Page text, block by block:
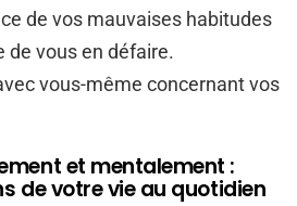
de vos mauvaises habitudes
de vous en défaire.
vous-même concernant vos
et mentalement :
de votre vie au quotidien